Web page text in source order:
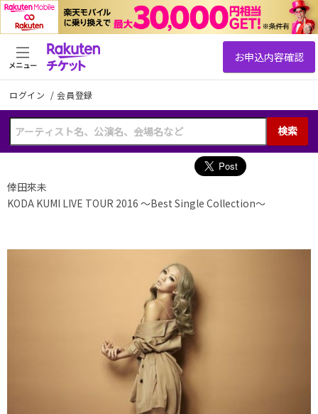
ログイン /会員登録
検索
メニュー
倖田來未
KODA KUMI LIVE TOUR 2016 ～Best Single Collection～